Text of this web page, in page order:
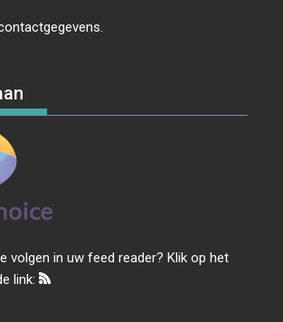
.
volgen in uw feed reader? Klik op het
link: